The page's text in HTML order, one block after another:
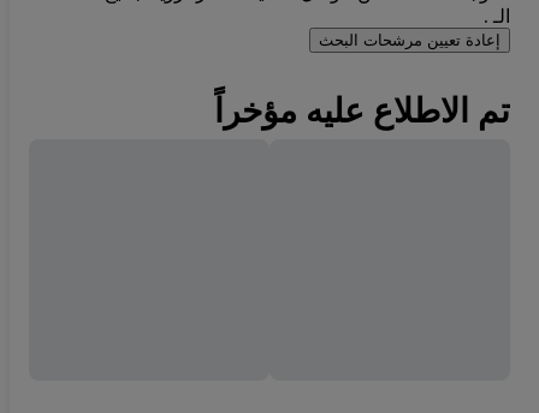
الـ .
إعادة تعيين مرشحات البحث
تم الاطلاع عليه مؤخراً